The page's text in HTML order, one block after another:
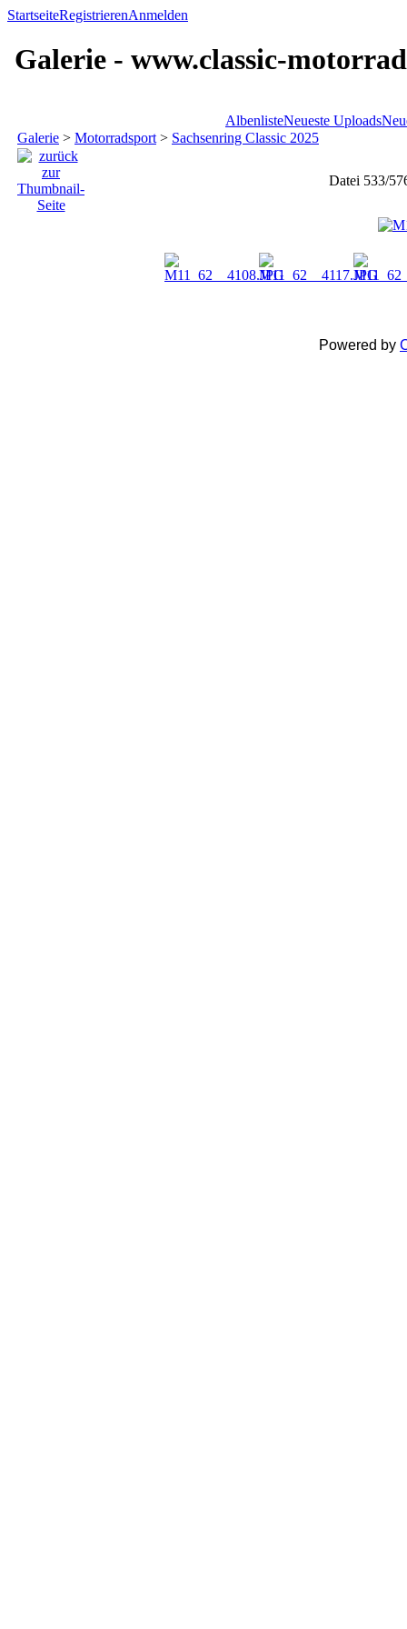
StartseiteRegistrierenAnmelden
Galerie - www.classic-
AlbenlisteNeueste Uploads
Galerie > Motorradsport > Sachsenring Classic 2025
Datei 533/
Powered by